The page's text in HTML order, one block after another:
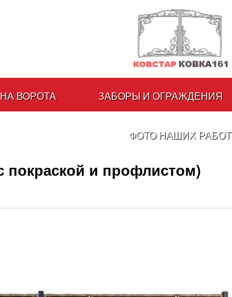
ВОРОТА ЗАБОРЫ И ОГРАЖДЕНИЯ
ФОТО НАШИХ РАБОТ
покраской и профлистом)